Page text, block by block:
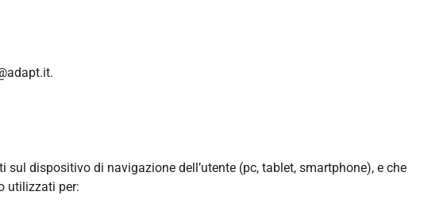
dispositivo di navigazione dell’utente (pc, tablet, smartphone), e che
utilizzati per: